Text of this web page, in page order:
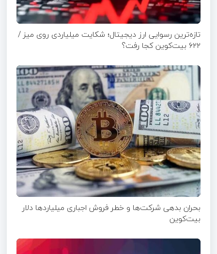
تازه‌ترین رسوایی ارز دیجیتال؛ شکایت میلیاردی روی میز /
۶۲۲ بیت‌کوین کجا رفت؟
بحران بدهی شرکت‌ها و خطر فروش اجباری میلیاردها دلار
بیت‌کوین